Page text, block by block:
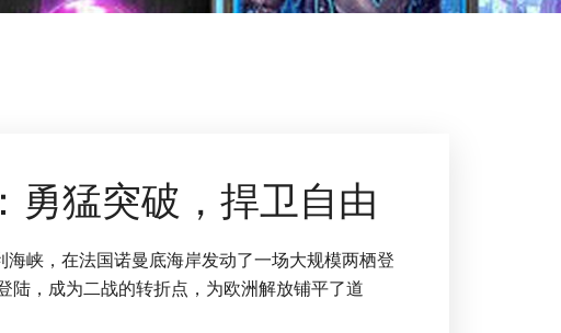
勇猛突破，捍卫自由
峡，在法国诺曼底海岸发动了一场大规模两栖登
陆，成为二战的转折点，为欧洲解放铺平了道